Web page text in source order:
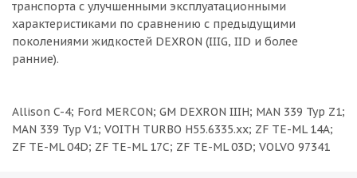
транспорта с улучшенными эксплуатационными
характеристиками по сравнению с предыдущими
поколениями жидкостей DEXRON (IIIG, IID и более
ранние).
Allison C-4; Ford MERCON; GM DEXRON IIIH; MAN 339 Typ Z1;
MAN 339 Typ V1; VOITH TURBO H55.6335.xx; ZF TE-ML 14A;
ZF TE-ML 04D; ZF TE-ML 17C; ZF TE-ML 03D; VOLVO 97341